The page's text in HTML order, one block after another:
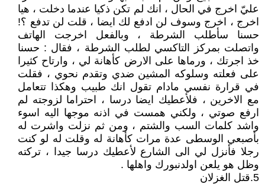
عليّ اخرج في الحال ، انك لم تكن ذكيا عندما دخلت ، هيا
اخرج ، اخرج وسوف لن ادفع لك ايضا ، قلت لن تدفع ؟!
حسنا سأطلب الشرطة ، وبالفعل اخرجت الهاتف
واتصلت بمركز التاكسي لطلب الشرطة ، فقال : حسنا
خذ اجرتك ، ورماها على الارض كأهانة لي ، وارتاح كثيرا
على فعلته وسلوكه المشين ضدي وتقدم نحوي ، فقلت
في قرارة نفسي مادام تقول انك طبيب وهكذا تتعامل
مع الاخرين ، فلأعطيك ايضا درسا ، احتراما لزوجته لم
ارفع صوتي ، ولكني همست في اذنه موجها اليه اسوء
واشد كلمات السب والشتم ، ومن ثم نزلت واشرت له
بأصبعي الوسطى عدة مرات كأهانة له وقلت له لو كنت
رجلا فأنزل لي الى الشارع لأعطيك درسا جيدا ، تركته
وظل هو يلعن اولدنبورك واهلها .
5.قتل الغزلان